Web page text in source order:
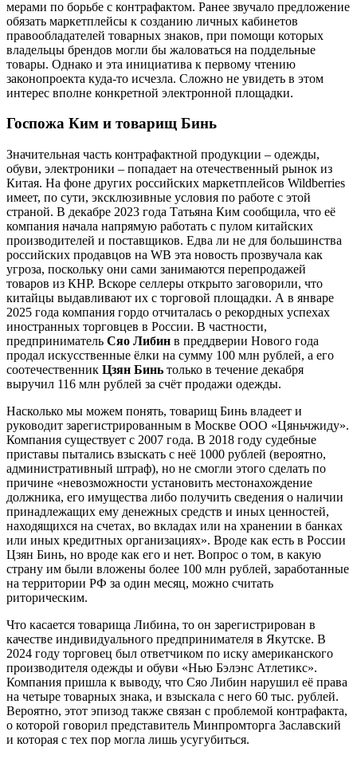
мерами по борьбе с контрафактом. Ранее звучало предложение
обязать маркетплейсы к созданию личных кабинетов
правообладателей товарных знаков, при помощи которых
владельцы брендов могли бы жаловаться на поддельные
товары. Однако и эта инициатива к первому чтению
законопроекта куда-то исчезла. Сложно не увидеть в этом
интерес вполне конкретной электронной площадки.
Госпожа Ким и товарищ Бинь
Значительная часть контрафактной продукции – одежды,
обуви, электроники – попадает на отечественный рынок из
Китая. На фоне других российских маркетплейсов Wildberries
имеет, по сути, эксклюзивные условия по работе с этой
страной. В декабре 2023 года Татьяна Ким сообщила, что её
компания начала напрямую работать с пулом китайских
производителей и поставщиков. Едва ли не для большинства
российских продавцов на WB эта новость прозвучала как
угроза, поскольку они сами занимаются перепродажей
товаров из КНР. Вскоре селлеры открыто заговорили, что
китайцы выдавливают их с торговой площадки. А в январе
2025 года компания гордо отчиталась о рекордных успехах
иностранных торговцев в России. В частности,
предприниматель Сяо Либин в преддверии Нового года
продал искусственные ёлки на сумму 100 млн рублей, а его
соотечественник Цзян Бинь только в течение декабря
выручил 116 млн рублей за счёт продажи одежды.
Насколько мы можем понять, товарищ Бинь владеет и
руководит зарегистрированным в Москве ООО «Цяньчжиду».
Компания существует с 2007 года. В 2018 году судебные
приставы пытались взыскать с неё 1000 рублей (вероятно,
административный штраф), но не смогли этого сделать по
причине «невозможности установить местонахождение
должника, его имущества либо получить сведения о наличии
принадлежащих ему денежных средств и иных ценностей,
находящихся на счетах, во вкладах или на хранении в банках
или иных кредитных организациях». Вроде как есть в России
Цзян Бинь, но вроде как его и нет. Вопрос о том, в какую
страну им были вложены более 100 млн рублей, заработанные
на территории РФ за один месяц, можно считать
риторическим.
Что касается товарища Либина, то он зарегистрирован в
качестве индивидуального предпринимателя в Якутске. В
2024 году торговец был ответчиком по иску американского
производителя одежды и обуви «Нью Бэлэнс Атлетикс».
Компания пришла к выводу, что Сяо Либин нарушил её права
на четыре товарных знака, и взыскала с него 60 тыс. рублей.
Вероятно, этот эпизод также связан с проблемой контрафакта,
о которой говорил представитель Минпромторга Заславский
и которая с тех пор могла лишь усугубиться.